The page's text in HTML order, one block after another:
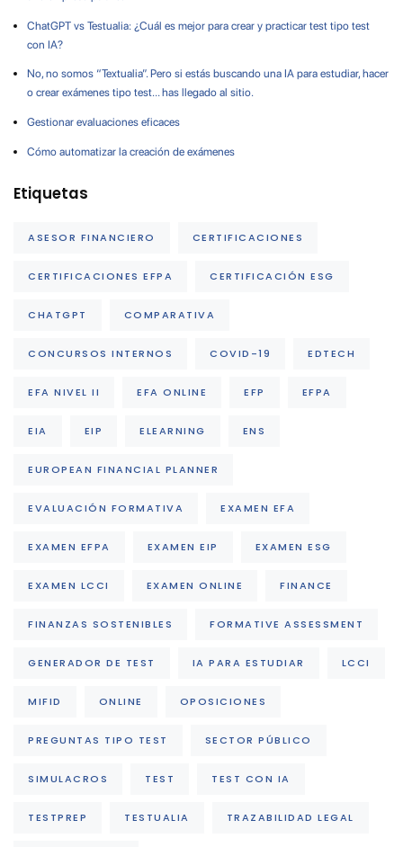
ChatGPT vs Testualia: ¿Cuál es mejor para crear y practicar test tipo test
con IA?
No, no somos “Textualia”. Pero si estás buscando una IA para estudiar, hacer
o crear exámenes tipo test… has llegado al sitio.
Gestionar evaluaciones eficaces
Cómo automatizar la creación de exámenes
Etiquetas
ASESOR FINANCIERO CERTIFICACIONES
CERTIFICACIONES EFPA CERTIFICACIÓN ESG
CHATGPT COMPARATIVA
CONCURSOS INTERNOS COVID-19 EDTECH
EFA NIVEL II EFA ONLINE EFP EFPA
EIA EIP ELEARNING ENS
EUROPEAN FINANCIAL PLANNER
EVALUACIÓN FORMATIVA EXAMEN EFA
EXAMEN EFPA EXAMEN EIP EXAMEN ESG
EXAMEN LCCI EXAMEN ONLINE FINANCE
FINANZAS SOSTENIBLES FORMATIVE ASSESSMENT
GENERADOR DE TEST IA PARA ESTUDIAR LCCI
MIFID ONLINE OPOSICIONES
PREGUNTAS TIPO TEST SECTOR PÚBLICO
SIMULACROS TEST TEST CON IA
TESTPREP TESTUALIA TRAZABILIDAD LEGAL